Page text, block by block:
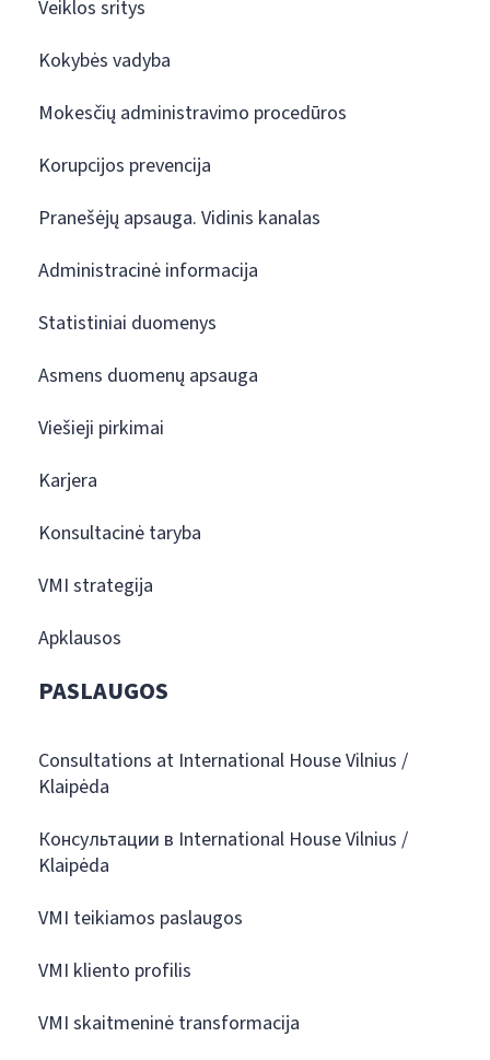
Veiklos sritys
Kokybės vadyba
Mokesčių administravimo procedūros
Korupcijos prevencija
Pranešėjų apsauga. Vidinis kanalas
Administracinė informacija
Statistiniai duomenys
Asmens duomenų apsauga
Viešieji pirkimai
Karjera
Konsultacinė taryba
VMI strategija
Apklausos
PASLAUGOS
Consultations at International House Vilnius /
Klaipėda
Консультации в International House Vilnius /
Klaipėda
VMI teikiamos paslaugos
VMI kliento profilis
VMI skaitmeninė transformacija